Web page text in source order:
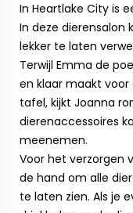
In Heartlake City is
In deze dierensalon
lekker te laten
Terwijl Emma de
en klaar maakt
tafel, kijkt Joanna
dierenaccessoires
meenemen.
Voor het verzorgen
de hand om alle
te laten zien. Als je